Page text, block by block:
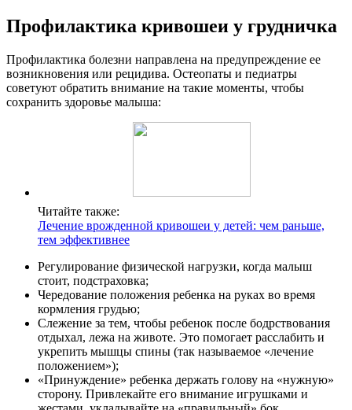
Профилактика кривошеи у грудничка
Профилактика болезни направлена на предупреждение ее
возникновения или рецидива. Остеопаты и педиатры
советуют обратить внимание на такие моменты, чтобы
сохранить здоровье малыша:
Читайте также:
Лечение врожденной кривошеи у детей: чем раньше,
тем эффективнее
Регулирование физической нагрузки, когда малыш
стоит, подстраховка;
Чередование положения ребенка на руках во время
кормления грудью;
Слежение за тем, чтобы ребенок после бодрствования
отдыхал, лежа на животе. Это помогает расслабить и
укрепить мышцы спины (так называемое «лечение
положением»);
«Принуждение» ребенка держать голову на «нужную»
сторону. Привлекайте его внимание игрушками и